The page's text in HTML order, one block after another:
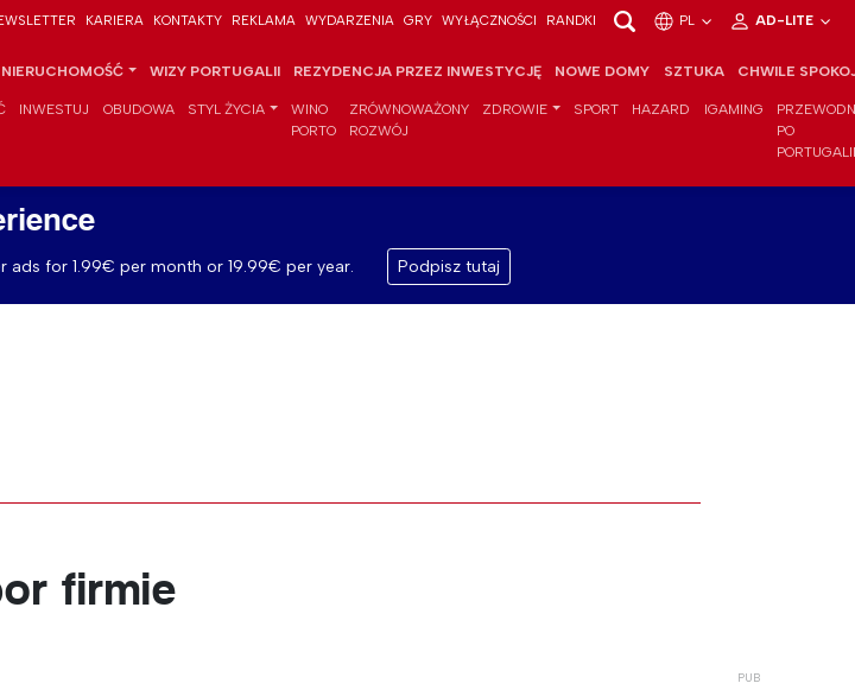
KARIERA KONTAKTY REKLAMA WYDARZENIA GRY WYŁĄCZNOŚCI RANDKI PL AD-LITE
NIERUCHOMOŚĆ WIZY PORTUGALII REZYDENCJA PRZEZ INWESTYCJĘ NOWE DOMY SZTUKA CHWILE
INWESTUJ OBUDOWA STYL ŻYCIA
WINO
PORTO
ZRÓWNOWAŻONY
ROZWÓJ
ZDROWIE SPORT HAZARD IGAMING
PO
PORTUGALII
ads for 1.99€ per month or 19.99€ per year. Podpisz tutaj
firmie